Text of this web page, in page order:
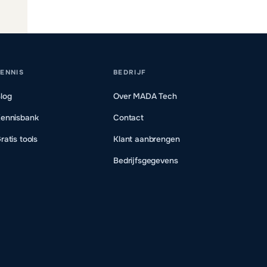
tools
BEDRIJF
Over MADA Tech
Contact
Klant aanbrengen
Bedrijfsgegevens